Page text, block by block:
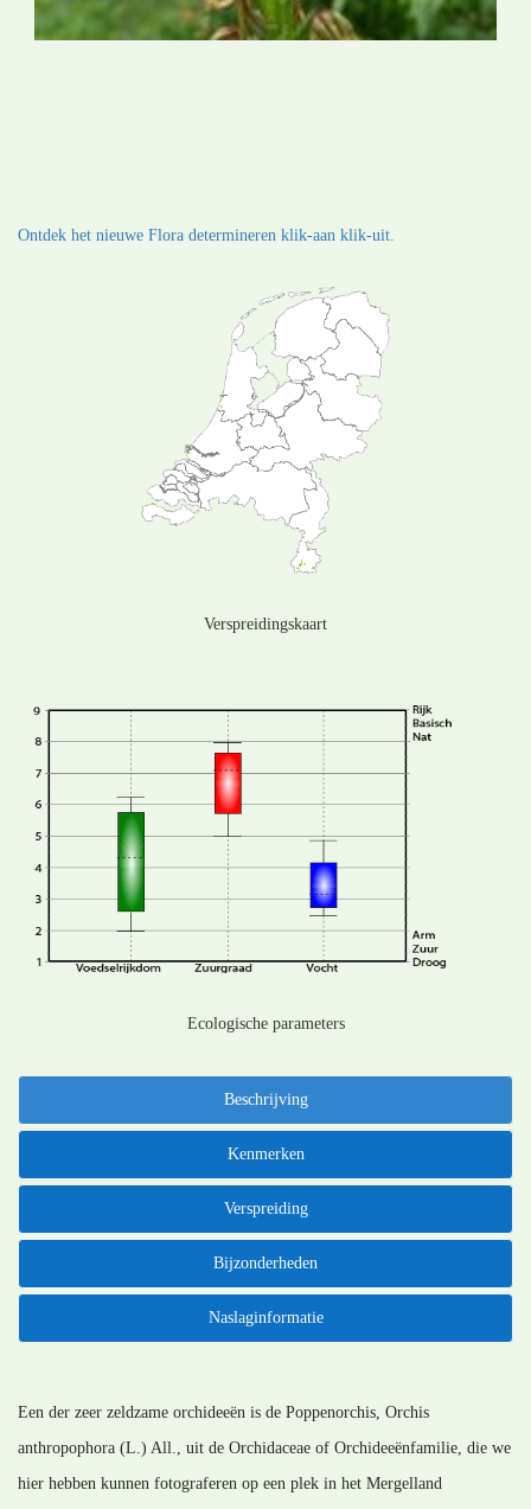
Ontdek het nieuwe Flora determineren klik-aan klik-uit.
Verspreidingskaart
Ecologische parameters
Beschrijving
Kenmerken
Verspreiding
Bijzonderheden
Naslaginformatie
Een der zeer zeldzame orchideeën is de Poppenorchis, Orchis
anthropophora (L.) All., uit de Orchidaceae of Orchideeënfamilie, die we
hier hebben kunnen fotograferen op een plek in het Mergelland